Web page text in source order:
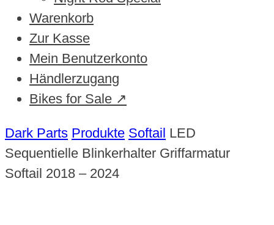
Warenkorb
Zur Kasse
Mein Benutzerkonto
Händlerzugang
Bikes for Sale ↗
Dark Parts Produkte Softail LED
Sequentielle Blinkerhalter Griffarmatur
Softail 2018 – 2024